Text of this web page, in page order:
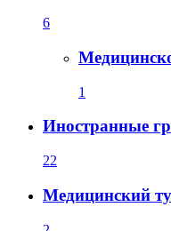
6
1
Иностранные
22
Медицинский